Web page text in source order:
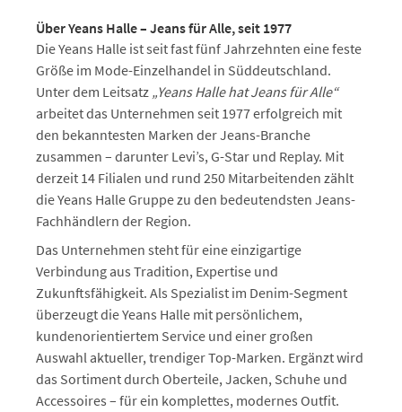
Über Yeans Halle – Jeans für Alle, seit 1977
Die Yeans Halle ist seit fast fünf Jahrzehnten eine feste
Größe im Mode-Einzelhandel in Süddeutschland.
Unter dem Leitsatz „Yeans Halle hat Jeans für Alle“
arbeitet das Unternehmen seit 1977 erfolgreich mit
den bekanntesten Marken der Jeans-Branche
zusammen – darunter Levi’s, G-Star und Replay. Mit
derzeit 14 Filialen und rund 250 Mitarbeitenden zählt
die Yeans Halle Gruppe zu den bedeutendsten Jeans-
Fachhändlern der Region.
Das Unternehmen steht für eine einzigartige
Verbindung aus Tradition, Expertise und
Zukunftsfähigkeit. Als Spezialist im Denim-Segment
überzeugt die Yeans Halle mit persönlichem,
kundenorientiertem Service und einer großen
Auswahl aktueller, trendiger Top-Marken. Ergänzt wird
das Sortiment durch Oberteile, Jacken, Schuhe und
Accessoires – für ein komplettes, modernes Outfit.